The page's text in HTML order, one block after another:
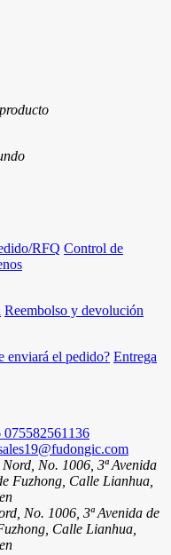
RFQ Control de
Reembolso y devolución
enviará el pedido? Entrega
075582561136
No. 1006, 3ª Avenida de
Calle Lianhua,